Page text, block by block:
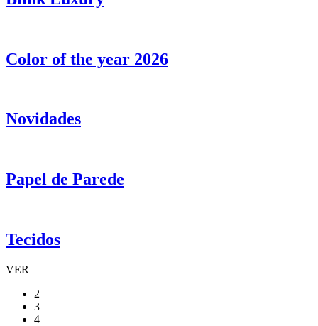
Color of the year 2026
Novidades
Papel de Parede
Tecidos
VER
2
3
4